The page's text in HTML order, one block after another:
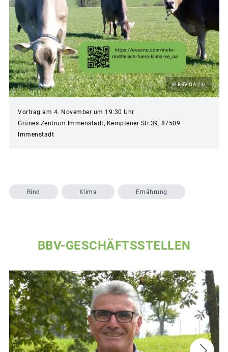
© BBV OA / LI
Vortrag am 4. November um 19:30 Uhr
Grünes Zentrum Immenstadt, Kemptener Str.39, 87509
Immenstadt
Rind Klima Ernährung
BBV-GESCHÄFTSSTELLEN